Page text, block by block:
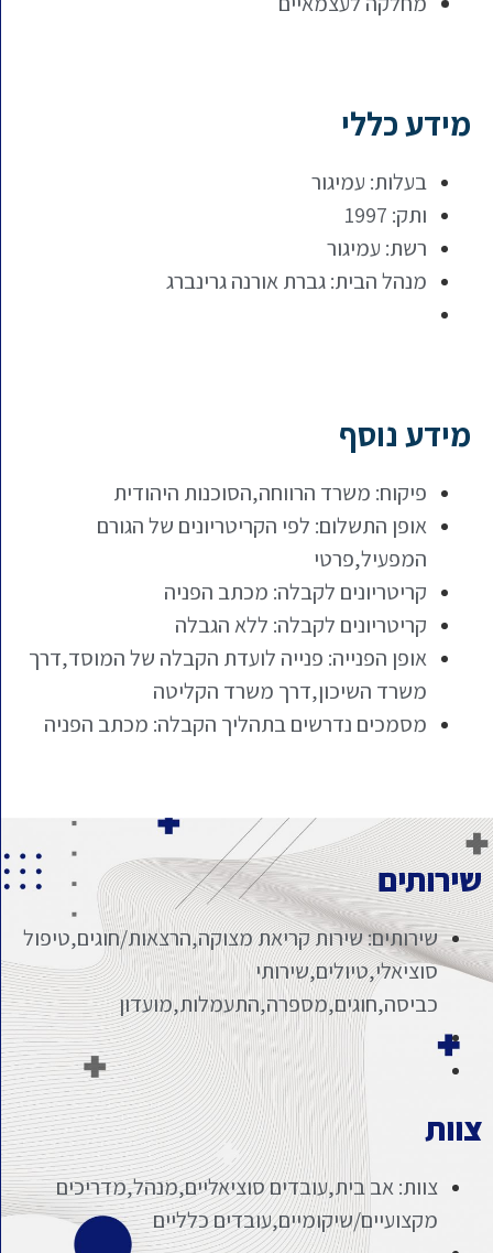
מידע כללי
בעלות: עמיגור
ותק: 1997
רשת: עמיגור
מנהל הבית: גברת אורנה גרינברג
מידע נוסף
פיקוח: משרד הרווחה,הסוכנות היהודית
אופן התשלום: לפי הקריטריונים של הגורם
המפעיל,פרטי
קריטריונים לקבלה: מכתב הפניה
קריטריונים לקבלה: ללא הגבלה
אופן הפנייה: פנייה לועדת הקבלה של המוסד,דרך
משרד השיכון,דרך משרד הקליטה
מסמכים נדרשים בתהליך הקבלה: מכתב הפניה
שירותים
שירותים: שירות קריאת מצוקה,הרצאות/חוגים,טיפול
סוציאלי,טיולים,שירותי
כביסה,חוגים,מספרה,התעמלות,מועדון
צוות
צוות: אב בית,עובדים סוציאליים,מנהל,מדריכים
מקצועיים/שיקומיים,עובדים כלליים